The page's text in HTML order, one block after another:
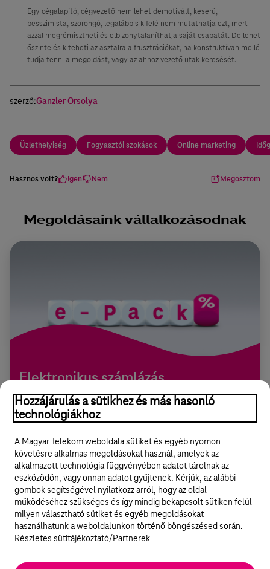
Egy cégalapító, cégvezető nem lehet demotivált, keserű,
pesszimista, szorongó, legalábbis kifelé nem mutathatja ezt, mert
azzal megrémisztheti és elbizonytalaníthatja saját csapatát. De lehet
őszinte és kiteheti az asztalra a frusztrációkat, ha konstruktívan mellé
tudja tenni a megoldást, vagy az ahhoz vezető utak keresését.
szerző:Ganzler Orsolya
Üzlethelyiség Fogyasztói szokások Online marketing
Hasznos volt? Igen Nem Megosztom
Megoldásaink vállalkozásodnak
Elektronikus számlázás
kedvezménnyel
Az elektronikus számlázás nemcsak jövőbe mutató és
korszerű megoldás, de az e.Pack kedvezménnyel a havi
Legyél a Hello Biznisz közösség tagja!
REGISZTRÁLOK/BELÉPEK
Hozzájárulás a sütikhez és más hasonló
technológiákhoz
A Magyar Telekom weboldala sütiket és egyéb nyomon
követésre alkalmas megoldásokat használ, amelyek az
alkalmazott technológia függvényében adatot tárolnak az
eszközödön, vagy onnan adatot gyűjtenek. Kérjük, az alábbi
gombok segítségével nyilatkozz arról, hogy az oldal
működéséhez szükséges és így mindig bekapcsolt sütiken felül
milyen választható sütiket és egyéb megoldásokat
használhatunk a weboldalunkon történő böngészésed során.
Részletes sütitájékoztató/Partnerek